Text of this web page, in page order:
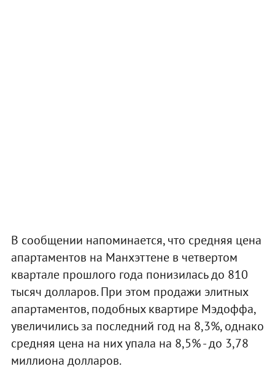
В сообщении напоминается, что средняя цена
апартаментов на Манхэттене в четвертом
квартале прошлого года понизилась до 810
тысяч долларов. При этом продажи элитных
апартаментов, подобных квартире Мэдоффа,
увеличились за последний год на 8,3%, однако
средняя цена на них упала на 8,5% - до 3,78
миллиона долларов.